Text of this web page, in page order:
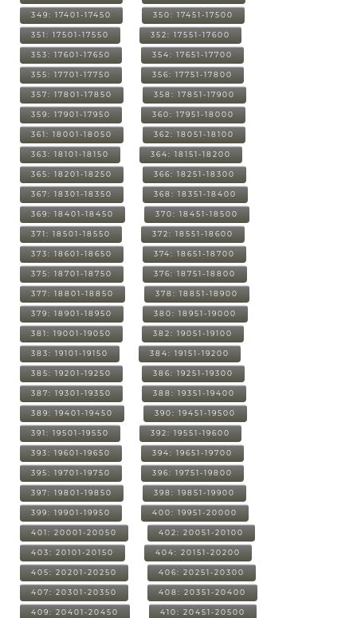
349: 17401-17450 350: 17451-17500
351: 17501-17550 352: 17551-17600
353: 17601-17650 354: 17651-17700
355: 17701-17750 356: 17751-17800
357: 17801-17850 358: 17851-17900
359: 17901-17950 360: 17951-18000
361: 18001-18050 362: 18051-18100
363: 18101-18150 364: 18151-18200
365: 18201-18250 366: 18251-18300
367: 18301-18350 368: 18351-18400
369: 18401-18450 370: 18451-18500
371: 18501-18550 372: 18551-18600
373: 18601-18650 374: 18651-18700
375: 18701-18750 376: 18751-18800
377: 18801-18850 378: 18851-18900
379: 18901-18950 380: 18951-19000
381: 19001-19050 382: 19051-19100
383: 19101-19150 384: 19151-19200
385: 19201-19250 386: 19251-19300
387: 19301-19350 388: 19351-19400
389: 19401-19450 390: 19451-19500
391: 19501-19550 392: 19551-19600
393: 19601-19650 394: 19651-19700
395: 19701-19750 396: 19751-19800
397: 19801-19850 398: 19851-19900
399: 19901-19950 400: 19951-20000
401: 20001-20050 402: 20051-20100
403: 20101-20150 404: 20151-20200
405: 20201-20250 406: 20251-20300
407: 20301-20350 408: 20351-20400
409: 20401-20450 410: 20451-20500